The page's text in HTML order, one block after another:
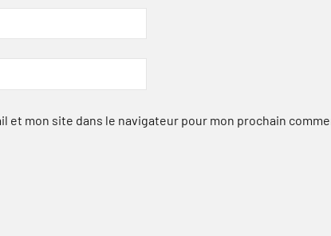
et mon site dans le navigateur pour mon prochain